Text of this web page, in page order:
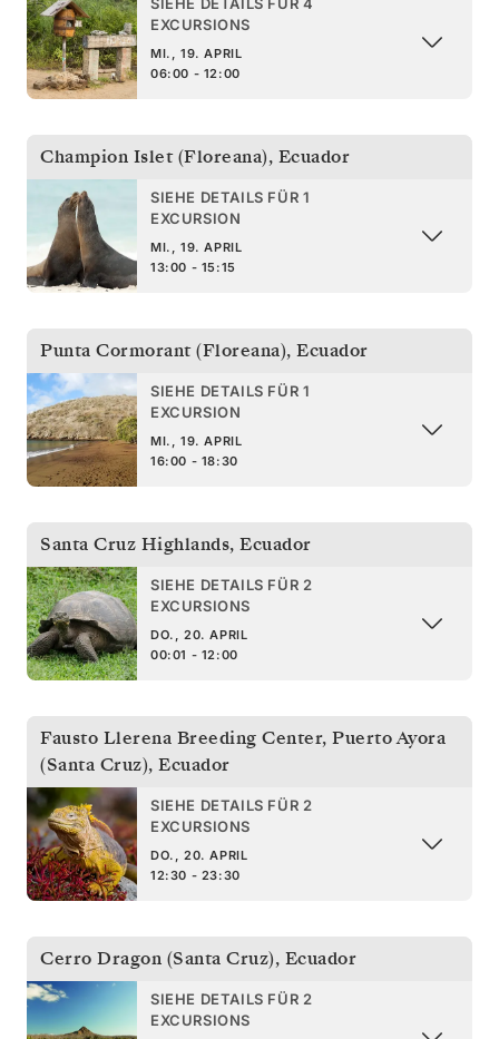
EXCURSIONS
MI., 19. APRIL
06:00 - 12:00
Champion Islet (Floreana), Ecuador
SIEHE DETAILS FÜR 1
EXCURSION
MI., 19. APRIL
13:00 - 15:15
Punta Cormorant (Floreana), Ecuador
SIEHE DETAILS FÜR 1
EXCURSION
MI., 19. APRIL
16:00 - 18:30
Santa Cruz Highlands, Ecuador
SIEHE DETAILS FÜR 2
EXCURSIONS
DO., 20. APRIL
00:01 - 12:00
Fausto Llerena Breeding Center, Puerto Ayora
(Santa Cruz), Ecuador
SIEHE DETAILS FÜR 2
EXCURSIONS
DO., 20. APRIL
12:30 - 23:30
Cerro Dragon (Santa Cruz), Ecuador
SIEHE DETAILS FÜR 2
EXCURSIONS